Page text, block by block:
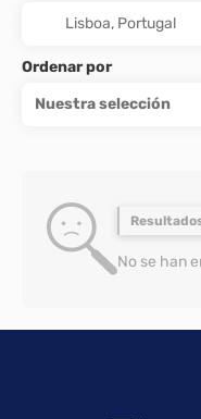
Ordenar por
Nuestra selección
No se han